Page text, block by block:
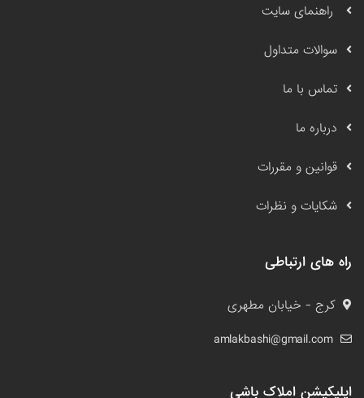
راهنمای سایت
سوالات متداول
تماس با ما
درباره ما
قوانین و مقررات
شکایات و نظرات
راه های ارتباطی
کرج - خیابان مطهری
amlakbashi@gmail.com
اپلیکیشن املاک باشی